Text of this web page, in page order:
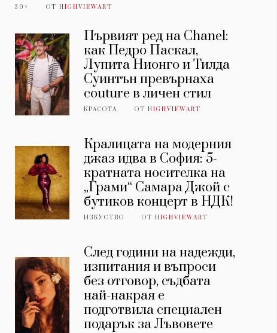
30+ ОТ HIGHVIEWART
Първият ред на Chanel:
как Педро Паскал,
Лупита Нионго и Тилда
Суинтън превърнаха
couture в личен стил
КРАСОТА ОТHIGHVIEWART
Кралицата на модерния
джаз идва в София: 5-
кратната носителка на
„Грами“ Самара Джой с
бутиков концерт в НДК!
ИЗКУСТВО ОТHIGHVIEWART
След години на надежди,
изпитания и въпроси
без отговор, съдбата
най-накрая е
подготвила специален
подарък за Лъвовете